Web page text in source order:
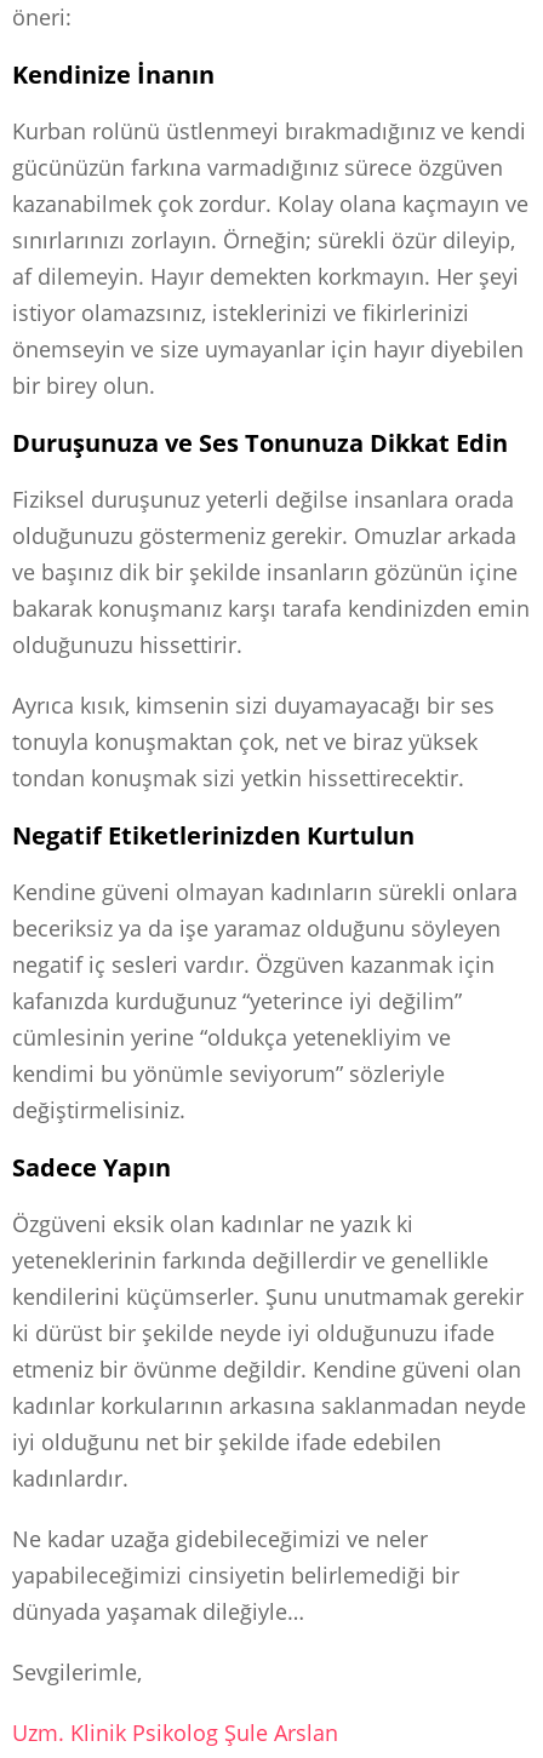
öneri:
Kendinize İnanın
Kurban rolünü üstlenmeyi bırakmadığınız ve kendi
gücünüzün farkına varmadığınız sürece özgüven
kazanabilmek çok zordur. Kolay olana kaçmayın ve
sınırlarınızı zorlayın. Örneğin; sürekli özür dileyip,
af dilemeyin. Hayır demekten korkmayın. Her şeyi
istiyor olamazsınız, isteklerinizi ve fikirlerinizi
önemseyin ve size uymayanlar için hayır diyebilen
bir birey olun.
Duruşunuza ve Ses Tonunuza Dikkat Edin
Fiziksel duruşunuz yeterli değilse insanlara orada
olduğunuzu göstermeniz gerekir. Omuzlar arkada
ve başınız dik bir şekilde insanların gözünün içine
bakarak konuşmanız karşı tarafa kendinizden emin
olduğunuzu hissettirir.
Ayrıca kısık, kimsenin sizi duyamayacağı bir ses
tonuyla konuşmaktan çok, net ve biraz yüksek
tondan konuşmak sizi yetkin hissettirecektir.
Negatif Etiketlerinizden Kurtulun
Kendine güveni olmayan kadınların sürekli onlara
beceriksiz ya da işe yaramaz olduğunu söyleyen
negatif iç sesleri vardır. Özgüven kazanmak için
kafanızda kurduğunuz “yeterince iyi değilim”
cümlesinin yerine “oldukça yetenekliyim ve
kendimi bu yönümle seviyorum” sözleriyle
değiştirmelisiniz.
Sadece Yapın
Özgüveni eksik olan kadınlar ne yazık ki
yeteneklerinin farkında değillerdir ve genellikle
kendilerini küçümserler. Şunu unutmamak gerekir
ki dürüst bir şekilde neyde iyi olduğunuzu ifade
etmeniz bir övünme değildir. Kendine güveni olan
kadınlar korkularının arkasına saklanmadan neyde
iyi olduğunu net bir şekilde ifade edebilen
kadınlardır.
Ne kadar uzağa gidebileceğimizi ve neler
yapabileceğimizi cinsiyetin belirlemediği bir
dünyada yaşamak dileğiyle…
Sevgilerimle,
Uzm. Klinik Psikolog Şule Arslan